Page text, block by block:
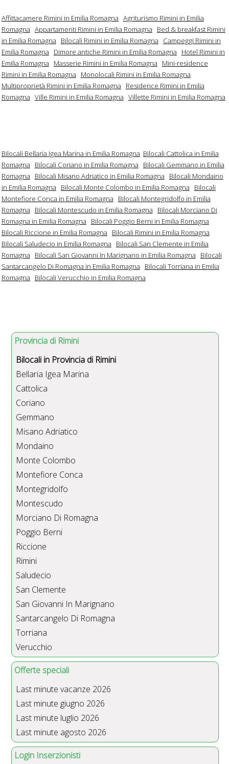
Affittacamere Rimini in Emilia Romagna Agriturismo Rimini in Emilia
Romagna Appartamenti Rimini in Emilia Romagna
Bed & breakfast Rimini
in Emilia Romagna
Bilocali Rimini in Emilia Romagna
Campeggi Rimini in
Emilia Romagna
Dimore antiche Rimini in Emilia Romagna
Hotel Rimini in
Emilia Romagna
Masserie Rimini in Emilia Romagna
Mini-residence
Rimini in Emilia Romagna
Monolocali Rimini in Emilia Romagna
Multiproprietà Rimini in Emilia Romagna
Residence Rimini in Emilia
Romagna Ville Rimini in Emilia Romagna Villette Rimini in Emilia Romagna
Bilocali Bellaria Igea Marina in Emilia Romagna Bilocali Cattolica in Emilia
Romagna
Bilocali Coriano in Emilia Romagna
Bilocali Gemmano in Emilia
Romagna
Bilocali Misano Adriatico in Emilia Romagna
Bilocali Mondaino
in Emilia Romagna
Bilocali Monte Colombo in Emilia Romagna
Bilocali
Montefiore Conca in Emilia Romagna
Bilocali Montegridolfo in Emilia
Romagna
Bilocali Montescudo in Emilia Romagna
Bilocali Morciano Di
Romagna in Emilia Romagna
Bilocali Poggio Berni in Emilia Romagna
Bilocali Riccione in Emilia Romagna
Bilocali Rimini in Emilia Romagna
Bilocali Saludecio in Emilia Romagna
Bilocali San Clemente in Emilia
Romagna
Bilocali San Giovanni In Marignano in Emilia Romagna
Bilocali
Santarcangelo Di Romagna in Emilia Romagna
Bilocali Torriana in Emilia
Romagna
Bilocali Verucchio in Emilia Romagna
Provincia di Rimini
Bilocali in Provincia di Rimini
Bellaria Igea Marina
Cattolica
Coriano
Gemmano
Misano Adriatico
Mondaino
Monte Colombo
Montefiore Conca
Montegridolfo
Montescudo
Morciano Di Romagna
Poggio Berni
Riccione
Rimini
Saludecio
San Clemente
San Giovanni In Marignano
Santarcangelo Di Romagna
Torriana
Verucchio
Offerte speciali
Last minute vacanze 2026
Last minute giugno 2026
Last minute luglio 2026
Last minute agosto 2026
Login Inserzionisti